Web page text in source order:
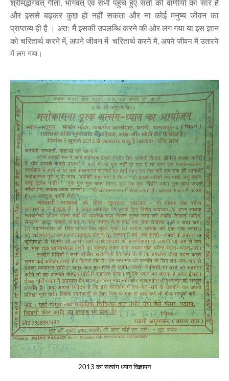
श्रीमद्भागवत् गीता, भागवत् एवं सभी पहुंचे हुए संतो की वाणीयों का सार है
और इससे बढ़कर कुछ हो नहीं सकता और ना कोई मनुष्य जीवन का
प्राप्तब्य ही है । अतः मैं इसकी उपलब्धि करने की ओर लग गया या इस ज्ञान
को चरितार्थ करने में, अपने जीवन में चरितार्थ करने में, अपने जीवन में उतारने
में लग गया।
2013 का सत्संग ध्यान विज्ञापन